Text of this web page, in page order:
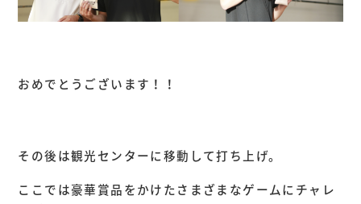
おめでとうございます！！
その後は観光センターに移動して打ち上げ。
ここでは豪華賞品をかけたさまざまなゲームにチャレ